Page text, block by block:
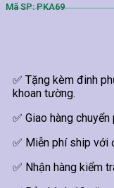
Mã SP: PKA69
✅ Tặng kèm đinh
khoan tường.
✅ Giao hàng
✅ Miễn phí ship với
✅ Nhận hàng kiểm